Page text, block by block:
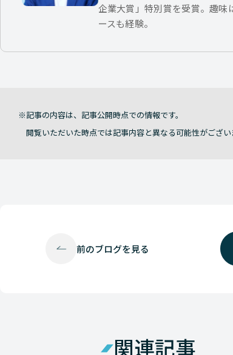
企業大賞」特別賞を受賞。趣味
ースも経験。
記事の内容は、記事公開時点での情報です。
閲覧いただいた時点では記事内容と異なる可能性がござい
前のブログを見る
関連記事